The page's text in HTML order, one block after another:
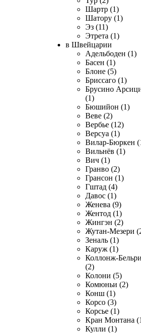
Шартр (1)
Шатору (1)
Эз (11)
Этрета (1)
в Швейцарии
Адельбоден (1)
Басен (1)
Блоне (5)
Бриссаго (1)
Брусино
(1)
Бюшийон (1)
Веве (2)
Вербье (12)
Версуа (1)
Вилар-Бюркен
Вильнёв (1)
Вич (1)
Гранво (2)
Грансон (1)
Гштад (4)
Давос (1)
Женева (9)
Жентод (1)
Жингэн (2)
Жутан-Мезери
Зеналь (1)
Каруж (1)
Коллонж-
(2)
Колони (5)
Комюньи (2)
Конш (1)
Корсо (3)
Корсье (1)
Кран Монтана
Кулли (1)